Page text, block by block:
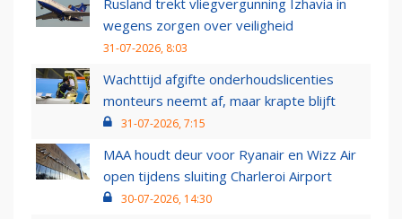
Rusland trekt vliegvergunning Izhavia in
wegens zorgen over veiligheid
31-07-2026, 8:03
Wachttijd afgifte onderhoudslicenties
monteurs neemt af, maar krapte blijft
31-07-2026, 7:15
MAA houdt deur voor Ryanair en Wizz Air
open tijdens sluiting Charleroi Airport
30-07-2026, 14:30